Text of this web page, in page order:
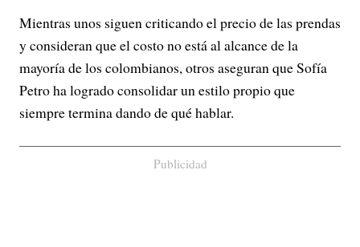
Mientras unos siguen criticando el precio de las prendas
y consideran que el costo no está al alcance de la
mayoría de los colombianos, otros aseguran que Sofía
Petro ha logrado consolidar un estilo propio que
siempre termina dando de qué hablar.
Publicidad